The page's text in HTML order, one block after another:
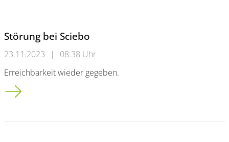
Störung bei Sciebo
23.11.2023 |
08:38 Uhr
Erreichbarkeit wieder gegeben.
Störung bei Sciebo